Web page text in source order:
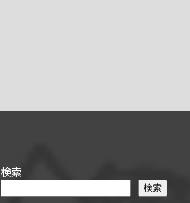
検索
検索